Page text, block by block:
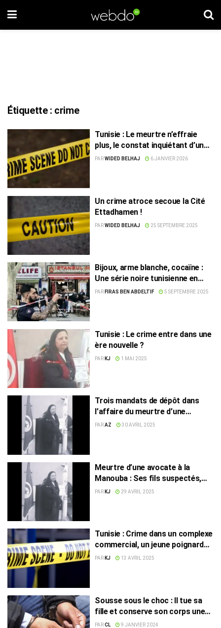
Étiquette : crime
Tunisie : Le meurtre n’effraie
plus, le constat inquiétant d’un
sociologue !
PARWIDED BELHAJ 6 JANVIER 2026
Un crime atroce secoue la Cité
Ettadhamen !
PARWIDED BELHAJ 25 SEPTEMBRE 2025
Bijoux, arme blanche, cocaïne :
Une série noire tunisienne en
France
PAR FIRAS BEN ABDELTIF 5 SEPTEMBRE 2025
Tunisie : Le crime entre dans une
ère nouvelle ?
PAR KJ 1 MAI 2025
Trois mandats de dépôt dans
l’affaire du meurtre d’une
avocate à la Manouba
PARAZ 30 AVRIL 2025
Meurtre d’une avocate à la
Manouba : Ses fils suspectés,
selon son neveux !
PAR KJ 29 AVRIL 2025
Tunisie : Crime dans un complexe
commercial, un jeune poignardé
à mort
PAR KJ 13 AVRIL 2025
Sousse sous le choc : Il tue sa
fille et conserve son corps une
année durant dans le
PARCL 9 JANVIER 2024